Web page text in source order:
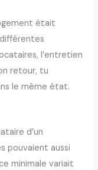
était
l’entretien
retour, tu
le même état.
d’un
pouvaient aussi
minimale variait